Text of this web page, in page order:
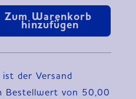
Zum Warenkorb
hinzufügen
der Versand
Bestellwert von 50,00